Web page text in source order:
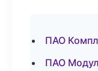
ПАО
ПАО